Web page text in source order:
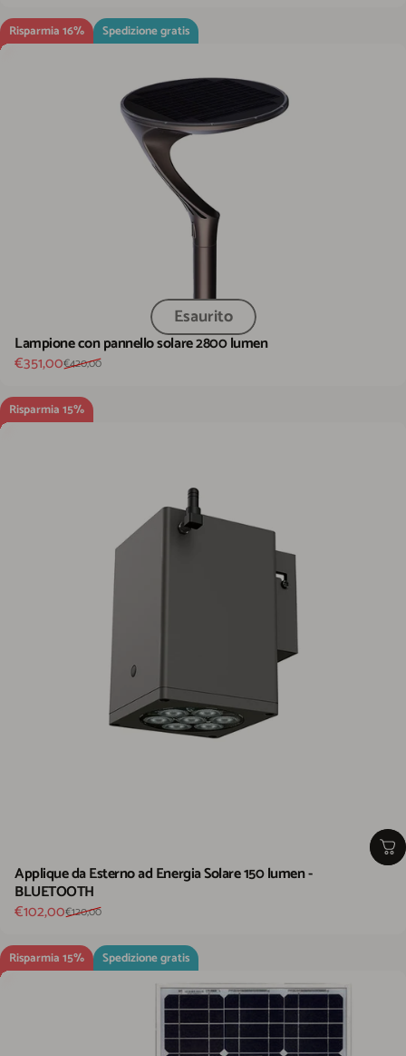
Risparmia 16% Spedizione gratis
Esaurito
Lampione con pannello solare 2800 lumen
Prezzo scontato
€351,00
Prezzo di listino
€420,00
Risparmia 15%
Applique da Esterno ad Energia Solare 150 lumen -
BLUETOOTH
Prezzo scontato
€102,00
Prezzo di listino
€120,00
Risparmia 15% Spedizione gratis